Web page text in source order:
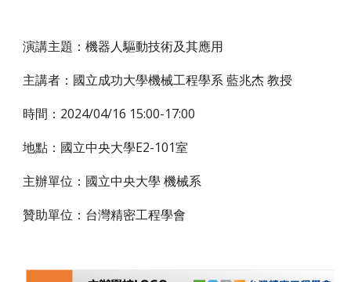
演講主題：機器人驅動技術及其應用
主講者： 國立成功大學機械工程學系 藍兆杰 教授
時間： 2024/04/16 15:00-17:00
地點：國立中央大學E2-101室
主辦單位：國立中央大學 機械系
贊助單位：台灣精密工程學會